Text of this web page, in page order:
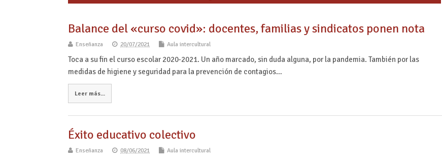
Balance del «curso covid»: docentes, familias y sindicatos ponen nota
Enseñanza 20/07/2021 Aula intercultural
Toca a su fin el curso escolar 2020-2021. Un año marcado, sin duda alguna, por la pandemia. También por las
medidas de higiene y seguridad para la prevención de contagios…
Leer más...
Éxito educativo colectivo
Enseñanza 08/06/2021 Aula intercultural